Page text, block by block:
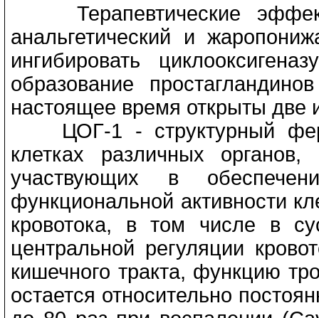
Терапевтические
анальгетический и
ингибировать
образование
настоящее время открыты
ЦОГ-1 - структурный
клетках различных
участвующих в
функциональной активности
кровотока, в том числе в
центральной регуляции
кишечного тракта, функцию
остается относительно